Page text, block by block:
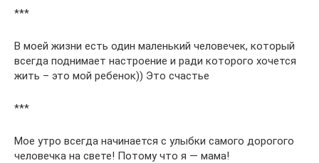
***
В моей жизни есть один маленький человечек, который
всегда поднимает настроение и ради которого хочется
жить – это мой ребенок)) Это счастье
***
Мое утро всегда начинается с улыбки самого дорогого
человечка на свете! Потому что я — мама!